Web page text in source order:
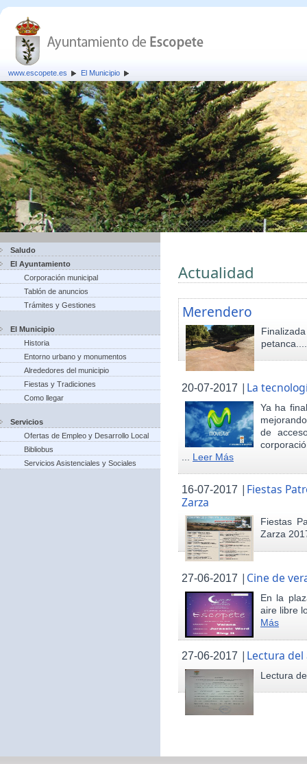
www.escopete.es El Municipio
Saludo
El Ayuntamiento
Corporación municipal
Tablón de anuncios
Trámites y Gestiones
El Municipio
Historia
Entorno urbano y monumentos
Alrededores del municipio
Fiestas y Tradiciones
Como llegar
Servicios
Ofertas de Empleo y Desarrollo Local
Bibliobus
Servicios Asistenciales y Sociales
Actualidad
Merendero
20-07-2017 | La
Ya ha
de
Leer Más
16-07-2017 | Fiestas
Zarza
Fiestas
Zarza
27-06-2017 | Cine de
En la
aire libre
Más
27-06-2017 | Lectura del
Lectura